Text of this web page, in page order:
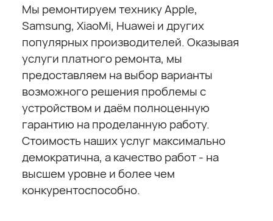
Мы ремонтируем технику Apple,
Samsung, XiaoMi, Huawei и других
популярных производителей. Оказывая
услуги платного ремонта, мы
предоставляем на выбор варианты
возможного решения проблемы с
устройством и даём полноценную
гарантию на проделанную работу.
Стоимость наших услуг максимально
демократична, а качество работ - на
высшем уровне и более чем
конкурентоспособно.